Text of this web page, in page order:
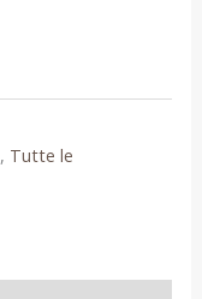
, Tutte le